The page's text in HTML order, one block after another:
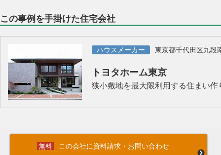
この事例を手掛けた住宅会社
ハウスメーカー 東京都千代田区九段
トヨタホーム東京
狭小敷地を最大限利用する住まい作
この会社に資料請求・お問い合わせ